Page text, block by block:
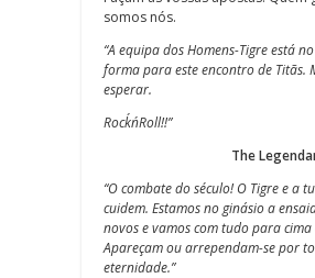
somos nós.
“A equipa dos Homens-Tigre está
forma para este encontro de Titãs.
esperar.
Rock´n´Roll!!”
The
“O combate do século! O Tigre e a
cuidem. Estamos no ginásio a
novos e vamos com tudo para cima
Apareçam ou arrependam-se por
eternidade.”